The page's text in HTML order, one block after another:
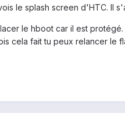
le splash screen d'HTC. Il
le hboot car il est
cela fait tu peux relancer